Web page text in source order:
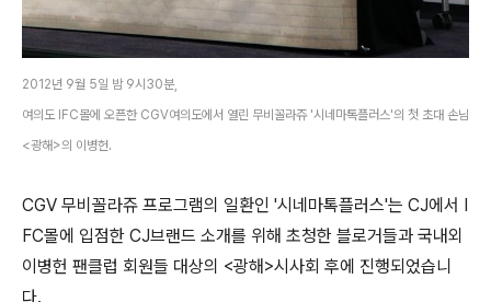
2012년 9월 5일 밤 9시30분,
여의도 IFC몰에 오픈한 CGV여의도에서 열린 무비꼴라쥬 '시네마톡플러스'의 첫 초대 손님
<광해>의 이병헌.
CGV 무비꼴라쥬 프로그램의 일환인 '시네마톡플러스'는 CJ에서 I
FC몰에 입점한 CJ브랜드 소개를 위해 초청한 블로거들과 국내외
이병헌 팬클럽 회원들 대상의 <광해>시사회 후에 진행되었습니
다.